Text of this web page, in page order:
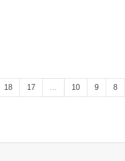
8
9
10
...
17
18